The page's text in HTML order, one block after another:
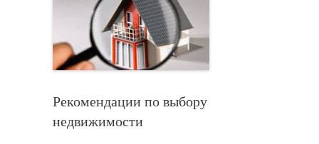
Рекомендации по выбору
недвижимости